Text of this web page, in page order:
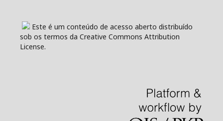
Este é um conteúdo de acesso aberto distribuído
sob os termos da Creative Commons Attribution
License.